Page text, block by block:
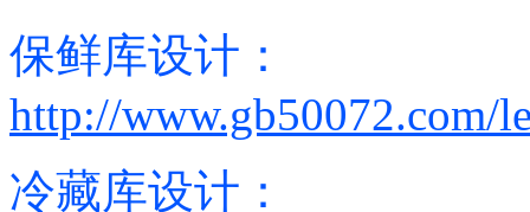
保鲜库设计：
http://www.gb50072.com/
冷藏库设计：